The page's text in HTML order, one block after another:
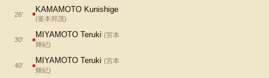
26'
KAMAMOTO Kunishige
(釜本邦茂)
30'
MIYAMOTO Teruki (宮本
輝紀)
40'
MIYAMOTO Teruki (宮本
輝紀)